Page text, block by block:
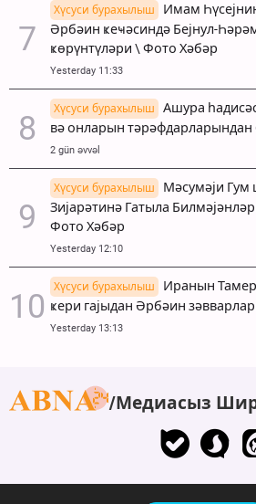
Хүсуси бурахылыш
Имам
Әрбәин ҝеҹәсиндә Бејнул-
ҝөрүнтүләри \ Фото Хәбәр
Yesterday 11:33
Хүсуси бурахылыш
Ашура
вә онларын тәрәфдарларындан
2 gün əvvəl
Хүсуси бурахылыш
Мәсумәји
Зијарәтинә Гатыла
Фото Хәбәр
Yesterday 12:10
Хүсуси бурахылыш
Иранын
ҝери гајыдан Әрбәин
Yesterday 13:13
Медиасыз